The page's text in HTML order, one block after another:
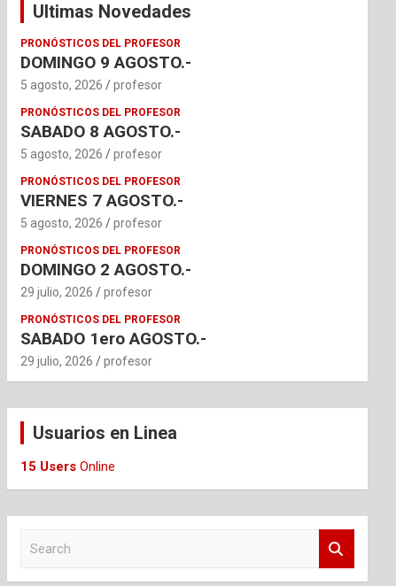
Ultimas Novedades
PRONÓSTICOS DEL PROFESOR
DOMINGO 9 AGOSTO.-
5 agosto, 2026 profesor
PRONÓSTICOS DEL PROFESOR
SABADO 8 AGOSTO.-
5 agosto, 2026 profesor
PRONÓSTICOS DEL PROFESOR
VIERNES 7 AGOSTO.-
5 agosto, 2026 profesor
PRONÓSTICOS DEL PROFESOR
DOMINGO 2 AGOSTO.-
29 julio, 2026 profesor
PRONÓSTICOS DEL PROFESOR
SABADO 1ero AGOSTO.-
29 julio, 2026 profesor
Usuarios en Linea
15 Users Online